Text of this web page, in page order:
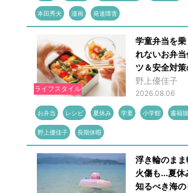
本田秀夫 漫画 発達障害
ライフスタイル
学童弁当を
れないお弁
ツ＆安全対
野上優佳子
2026.08.06
お弁当 レシピ 夏休み 学童 小学館 書籍
野上優佳子 長期休暇
浮き輪のま
火傷も...夏休
知るべき海